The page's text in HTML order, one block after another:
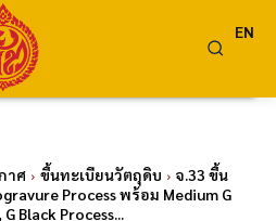
EN
าศ ขึ้นทะเบียนวัตถุดิบ
จ.33 ขึ้น
Process พร้อม Medium G
Black Process...